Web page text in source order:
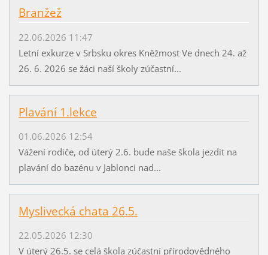
Branžež
22.06.2026 11:47
Letní exkurze v Srbsku okres Kněžmost Ve dnech 24. až
26. 6. 2026 se žáci naší školy zúčastní...
Plavání 1.lekce
01.06.2026 12:54
Vážení rodiče, od úterý 2.6. bude naše škola jezdit na
plavání do bazénu v Jablonci nad...
Myslivecká chata 26.5.
22.05.2026 12:30
V úterý 26.5. se celá škola zúčastní přírodovědného